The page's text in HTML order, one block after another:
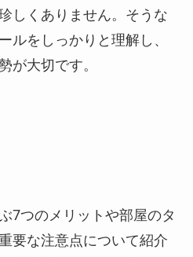
しくありません。そうな
ルをしっかりと理解し、
が大切です。
7つのメリットや部屋のタ
要な注意点について紹介